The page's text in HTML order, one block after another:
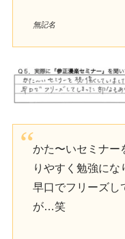
無記名
かた〜いセミナー
りやすく勉強にな
早口でフリーズし
が…笑